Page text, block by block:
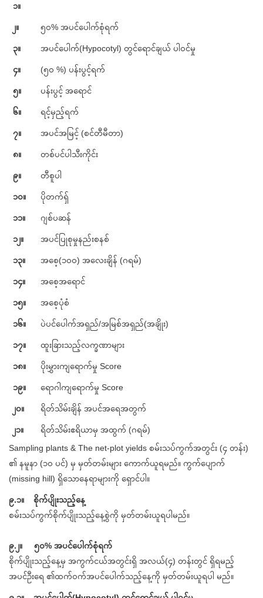
၁။
၂။ ၅၀% အပင်ပေါက်စုံရက်
၃။ အပင်ပေါက်(Hypocotyl) တွင်ရောင်ချယ် ပါဝင်မှု
၄။ (၅၀ %) ပန်းပွင့်ရက်
၅။ ပန်းပွင့် အရောင်
၆။ ရင့်မှည့်ရက်
၇။ အပင်အမြင့် (စင်တီမီတာ)
၈။ တစ်ပင်ပါသီးကိုင်း
၉။ တီစူပါ
၁၀။ ပိုတက်ရှ်
၁၁။ ဂျစ်ပဆန်
၁၂။ အပင်ပြုစုမှုနည်းစနစ်
၁၃။ အစေ့(၁၀၀) အလေးချိန် (ဂရမ်)
၁၄။ အစေ့အရောင်
၁၅။ အစေ့ပုံစံ
၁၆။ ပဲပင်ပေါက်အရှည်/အမြစ်အရှည်(အချိုး)
၁၇။ ထူးခြားသည့်လက္ခဏာများ
၁၈။ ပိုးမွှားကျရောက်မှု Score
၁၉။ ရောဂါကျရောက်မှု Score
၂၀။ ရိတ်သိမ်းချိန် အပင်အရေအတွက်
၂၁။
ရိတ်သိမ်းဧရိယာမှ အထွက် (ဂရမ်)
Sampling plants & The net-plot yields စမ်းသပ်ကွက်အတွင်း (၄ တန်း)
၏ နမူနာ (၁၀ ပင်) မှ မှတ်တမ်းများ ကောက်ယူရမည်။ ကွက်ပျောက်
(missing hill) ရှိသောနေရာများကို ရှောင်ပါ။
၉.၁။ စိုက်ပျိုးသည့်နေ့
စမ်းသပ်ကွက်စိုက်ပျိုးသည့်နေ့စွဲကို မှတ်တမ်းယူရပါမည်။
၉.၂။ ၅၀% အပင်ပေါက်စုံရက်
စိုက်ပျိုးသည့်နေ့မှ အကွက်ငယ်အတွင်းရှိ အလယ်(၄) တန်းတွင် ရှိရမည့်
အပင်ဦးရေ ၏ထက်ဝက်အပင်ပေါက်သည့်နေ့ကို မှတ်တမ်းယူရပါ မည်။